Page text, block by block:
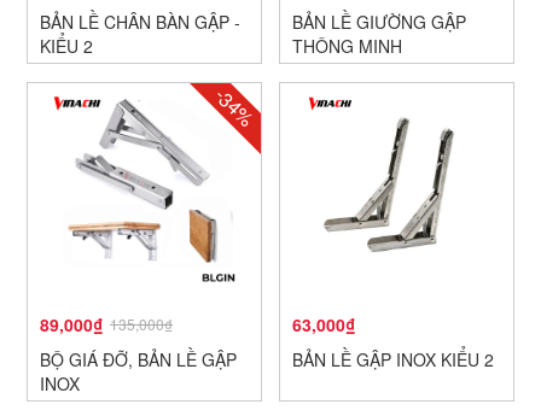
BẢN LỀ CHÂN BÀN GẬP -
KIỂU 2
BẢN LỀ GIƯỜNG GẬP
THÔNG MINH
-34%
89,000₫ 135,000₫
BỘ GIÁ ĐỠ, BẢN LỀ GẬP
INOX
63,000₫
BẢN LỀ GẬP INOX KIỂU 2